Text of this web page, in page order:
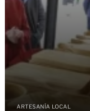
ARTESANÍA LOCAL